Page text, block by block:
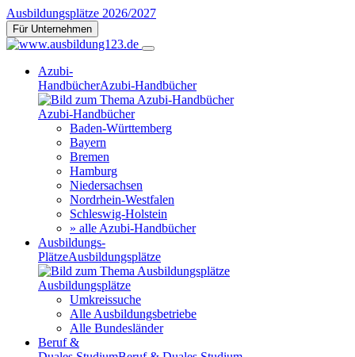
Ausbildungsplätze 2026/2027
Für Unternehmen
Azubi-
HandbücherAzubi-Handbücher
Azubi-Handbücher
Baden-Württemberg
Bayern
Bremen
Hamburg
Niedersachsen
Nordrhein-Westfalen
Schleswig-Holstein
» alle Azubi-Handbücher
Ausbildungs-
PlätzeAusbildungsplätze
Ausbildungsplätze
Umkreissuche
Alle Ausbildungsbetriebe
Alle Bundesländer
Beruf &